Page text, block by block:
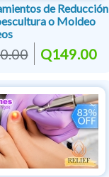
de Reducción
o Moldeo
Q149.00